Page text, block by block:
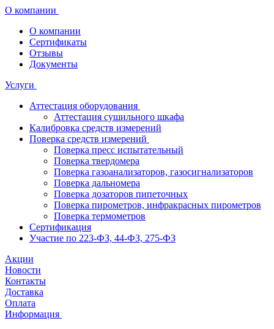
О компании
О компании
Сертификаты
Отзывы
Документы
Услуги
Аттестация оборудования
Аттестация сушильного шкафа
Калибровка средств измерений
Поверка средств измерений
Поверка пресс испытательный
Поверка твердомера
Поверка газоанализаторов, газосигнализаторов
Поверка дальномера
Поверка дозаторов пипеточных
Поверка пирометров, инфракрасных пирометров
Поверка термометров
Сертификация
Участие по 223-ФЗ, 44-ФЗ, 275-ФЗ
Акции
Новости
Контакты
Доставка
Оплата
Информация